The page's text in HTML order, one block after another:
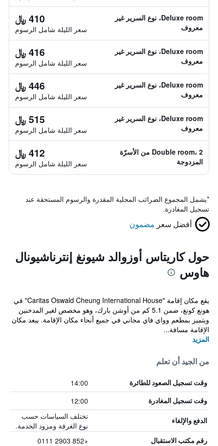
Deluxe room، نوع السرير غير
معروف
410 ﷼
سعر الليلة شامل الرسوم
Deluxe room، نوع السرير غير
معروف
416 ﷼
سعر الليلة شامل الرسوم
Deluxe room، نوع السرير غير
معروف
446 ﷼
سعر الليلة شامل الرسوم
Deluxe room، نوع السرير غير
معروف
515 ﷼
سعر الليلة شامل الرسوم
Double room، 2 من الأسرّة
المزدوجة
412 ﷼
سعر الليلة شامل الرسوم
*يشمل المجموع الضرائب المحلية المقدرة والرسوم المستحقة عند
تسجيل المغادرة.
أفضل سعر مضمون
حول كاريتاس أوزوالد شيونغ إنترناشيونال
هاوس
يقع مكان إقامة "Caritas Oswald Cheung International House" في
هونغ كونغ، ضمن 5.1 كم من أوشن بارك، وهو مخصص لغير المدخنين
ويتميز بمطعم وواي فاي مجاني في جميع أنحاء مكان الإقامة. يبعد مكان
الإقامة مسافة...
المزيد
من الجيد أن تعلم
وقت تسجيل الصعود للطائرة 14:00
وقت تسجيل المغادرة 12:00
الدفع والإلغاء
تختلف السياسات حسب
نوع الغرفة ومزود الخدمة.
رقم مكتب الاستقبال +852 2903 0111